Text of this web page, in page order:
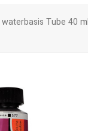
Tube 40